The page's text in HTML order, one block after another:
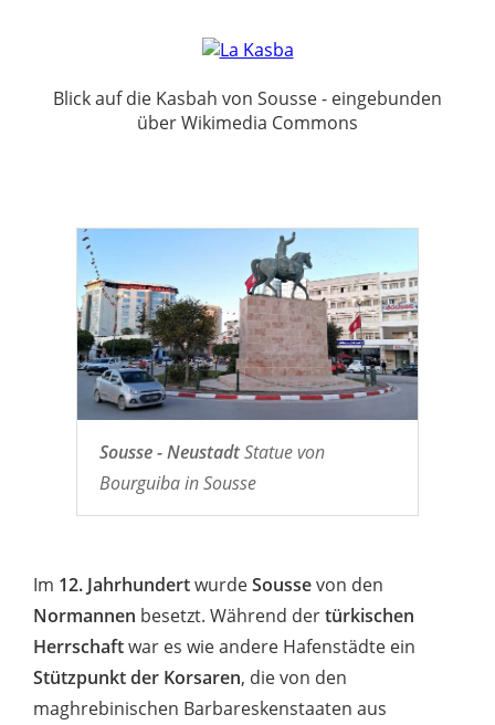
Blick auf die Kasbah von Sousse - eingebunden
über Wikimedia Commons
Sousse - NeustadtStatue von
Bourguiba in Sousse
Im 12. JahrhundertwurdeSoussevon den
Normannen besetzt. Während dertürkischen
Herrschaftwar es wie andere Hafenstädte ein
Stützpunkt der Korsaren, die von den
maghrebinischen Barbareskenstaaten aus